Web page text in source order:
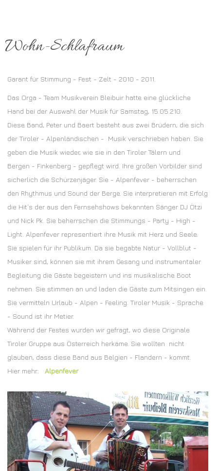
Wohn-Schlafraum
Garant für Stimmung - Fest - Zelt - 2010 - 2011.
Das Orga - Team Musikverein Bleibuir hatte eine glückliche
Hand bei der Auswahl der Musik für Samstag, 15.05.210.
Diese Band, Peter und Baert besteht aus zwei Brüdern, die sich
der Tiroler - Alpenländischen - Musik verschrieben haben. Sie
geben die Musik wieder, wie sie in den Tiroler Tälern und
Bergen - Finkenberg - gepflegt wird. Ihre großen Vorbilder sind
sicherlich die Schürzenjäger. Sie - Alpenfever - beherrschen
den Rhythmus und Sound der Berge. Sie interpretieren mit Erfolg
die Hit´s der aus den Fernsehshows bekannten Sänger DJ Ötzi
und Nick Pk. Sie beherrschen die Stimmungs - Party - High -
Light. Alpenfever representiert ihre Musik mit Herz und Seele.
Sie spielen für ihr Publikum. Da sie begabte Natur - Vollblut -
Musiker sind, können sie mit ihrem Gesang und instrumentaler
Begleitung die Gäste begeistern und ins musikalische Boot
nehmen. Sie stimmen an und laden die Gäste zum Mitsingen ein.
Sie vermitteln Urlaub - Alpen - Feeling. Tiroler Musik - Sprache
- Sound ist ihr Metier.
Während der Festes wurden wir gefragt, wo diese Originale
Tiroler Gruppe aus Österreich herkäme. Sie wollten nicht
glauben, dass diese Band aus Belgien - Flandern - kommt.
Hier mehr: Alpenfever